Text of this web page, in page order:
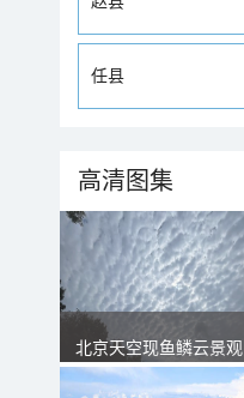
任县
高清图集
北京天空现鱼鳞云景观